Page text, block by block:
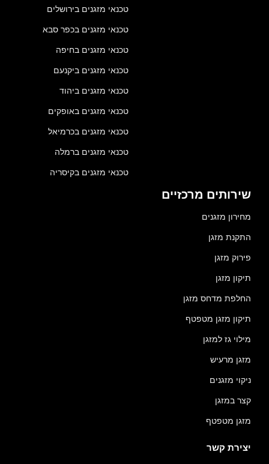
טכנאי מזגנים בירושלים
טכנאי מזגנים בכפר סבא
טכנאי מזגנים בחיפה
טכנאי מזגנים ביקנעם
טכנאי מזגנים ביהוד
טכנאי מזגנים באופקים
טכנאי מזגנים בכרמיאל
טכנאי מזגנים ברמלה
טכנאי מזגנים בקיסריה
שירותים מרכזיים
מחירון מזגנים
התקנת מזגן
פירוק מזגן
תיקון מזגן
החלפת מדחס מזגן
תיקון מזגן מטפטף
מילוי גז למזגן
מזגן מרעיש
ניקוי מזגנים
קצר במזגן
מזגן מטפטף
יצירת קשר